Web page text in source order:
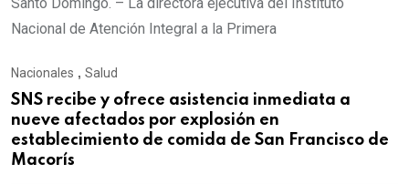
Nacional de Atención Integral a la Primera
Nacionales , Salud
SNS recibe y ofrece asistencia inmediata a
nueve afectados por explosión en
establecimiento de comida de San Francisco de
Macorís